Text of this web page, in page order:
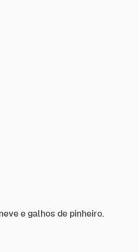
e galhos de pinheiro.